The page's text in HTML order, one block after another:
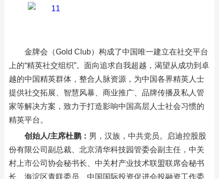
金牌会（Gold Club）构成了中国唯一建立在社交平台
上的“精英社交组织”。面向追求自我超越，渴望从成功到卓
越的中国精英群体，整合人脉资源，为中国各界精英人士
提供社交拓展、智慧风暴、商业推广、品牌传播及私人管
家等解决方案，致力于打造影响中国高层人士社会习惯的
精英平台。
创始人/主席杜鹏： 男，汉族，中共党员。启迪控股股
份有限公司副总裁、北京清华科技园管委会副主任，中关
村上市公司协会秘书长、中关村产业技术联盟联席会秘书
长、海淀区青联委员、中国国际投资促进会投融资工作委